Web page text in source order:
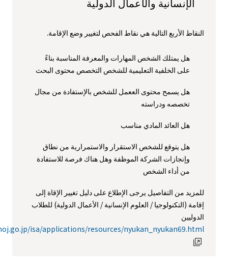
النقاط الأربع التالية هي نقاط الفحص لتغيير وضع الإقامة.
هل يمتلك الشخص المهارات والمعرفة المناسبة بناءً
على الخلفية التعليمية للشخص التخصص محتوى البحث
هل يسمح محتوى الععمل للشخص بالإستفادة من مجال
تخصصه ودراسته
هل العائد المادي مناسب
هل يتوقع للشخص الاستقرار والاستمرارية من نطاق
وإنجازات الشركة الموظفة وهل هناك فرصة للاستفادة
من أداء الشخص
للمزيد من التفاصيل يرجى الإطلاع على دليل تغيير الإقاة إلى
إقامة (التكنولوجيا / العلوم الإنسانية / الأعمال الدولية) للطلاب
الدوليين
isa/applications/resources/nyukan_nyukan69.html